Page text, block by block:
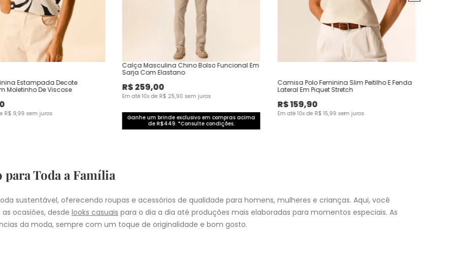
Estampada Decote
Moletinho De Viscose
R$ 9,99 sem juros
Calça Masculina Chino Bolso Funcional Em
Sarja Com Elastano
R$259,00
Em até10x de R$ 25,90 sem juros
Ganhe um brinde exclusivo em compras acima
de R$449. *Consulte condições.
Camisa Polo Feminina Slim Peitilho E Fenda
Lateral Em Piquet Stretch
R$159,90
Em até10x de R$ 15,99 sem juros
para Toda a Família
sustentável, oferecendo roupas e acessórios de qualidade para homens, mulheres e crianças. Aqui, você
ocasiões, desde looks casuais para o dia a dia até produções mais elaboradas para momentos especiais. As
da moda, sempre com um toque de originalidade e bom gosto.